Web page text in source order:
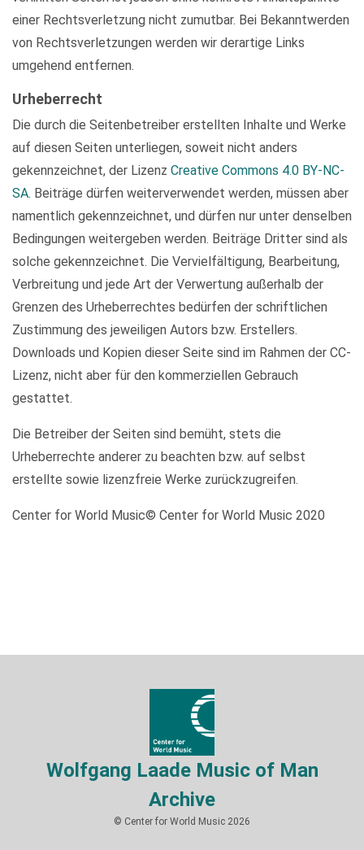
einer Rechtsverletzung nicht zumutbar. Bei Bekanntwerden
von Rechtsverletzungen werden wir derartige Links
umgehend entfernen.
Urheberrecht
Die durch die Seitenbetreiber erstellten Inhalte und Werke
auf diesen Seiten unterliegen, soweit nicht anders
gekennzeichnet, der Lizenz Creative Commons 4.0 BY-NC-
SA. Beiträge dürfen weiterverwendet werden, müssen aber
namentlich gekennzeichnet, und dürfen nur unter denselben
Bedingungen weitergeben werden. Beiträge Dritter sind als
solche gekennzeichnet. Die Vervielfältigung, Bearbeitung,
Verbreitung und jede Art der Verwertung außerhalb der
Grenzen des Urheberrechtes bedürfen der schriftlichen
Zustimmung des jeweiligen Autors bzw. Erstellers.
Downloads und Kopien dieser Seite sind im Rahmen der CC-
Lizenz, nicht aber für den kommerziellen Gebrauch
gestattet.
Die Betreiber der Seiten sind bemüht, stets die
Urheberrechte anderer zu beachten bzw. auf selbst
erstellte sowie lizenzfreie Werke zurückzugreifen.
Center for World Music© Center for World Music 2020
Wolfgang Laade Music of Man
Archive
© Center for World Music 2026